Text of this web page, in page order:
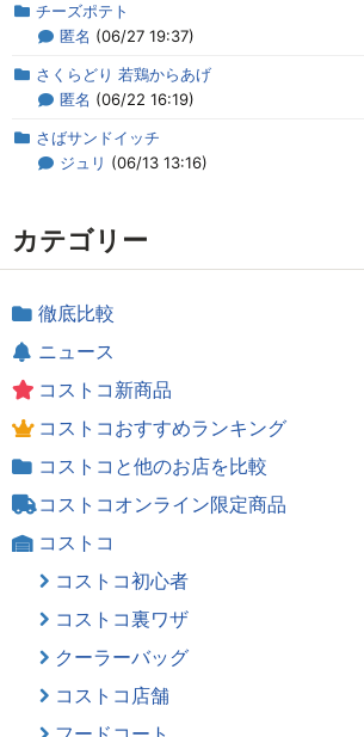
チーズポテト
匿名 (06/27 19:37)
さくらどり 若鶏からあげ
匿名 (06/22 16:19)
さばサンドイッチ
ジュリ (06/13 13:16)
カテゴリー
徹底比較
ニュース
コストコ新商品
コストコおすすめランキング
コストコと他のお店を比較
コストコオンライン限定商品
コストコ
コストコ初心者
コストコ裏ワザ
クーラーバッグ
コストコ店舗